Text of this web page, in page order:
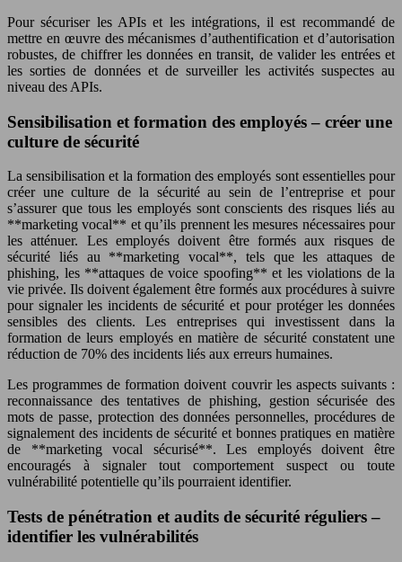
Pour sécuriser les APIs et les intégrations, il est recommandé de
mettre en œuvre des mécanismes d’authentification et d’autorisation
robustes, de chiffrer les données en transit, de valider les entrées et
les sorties de données et de surveiller les activités suspectes au
niveau des APIs.
Sensibilisation et formation des employés – créer une
culture de sécurité
La sensibilisation et la formation des employés sont essentielles pour
créer une culture de la sécurité au sein de l’entreprise et pour
s’assurer que tous les employés sont conscients des risques liés au
**marketing vocal** et qu’ils prennent les mesures nécessaires pour
les atténuer. Les employés doivent être formés aux risques de
sécurité liés au **marketing vocal**, tels que les attaques de
phishing, les **attaques de voice spoofing** et les violations de la
vie privée. Ils doivent également être formés aux procédures à suivre
pour signaler les incidents de sécurité et pour protéger les données
sensibles des clients. Les entreprises qui investissent dans la
formation de leurs employés en matière de sécurité constatent une
réduction de 70% des incidents liés aux erreurs humaines.
Les programmes de formation doivent couvrir les aspects suivants :
reconnaissance des tentatives de phishing, gestion sécurisée des
mots de passe, protection des données personnelles, procédures de
signalement des incidents de sécurité et bonnes pratiques en matière
de **marketing vocal sécurisé**. Les employés doivent être
encouragés à signaler tout comportement suspect ou toute
vulnérabilité potentielle qu’ils pourraient identifier.
Tests de pénétration et audits de sécurité réguliers –
identifier les vulnérabilités